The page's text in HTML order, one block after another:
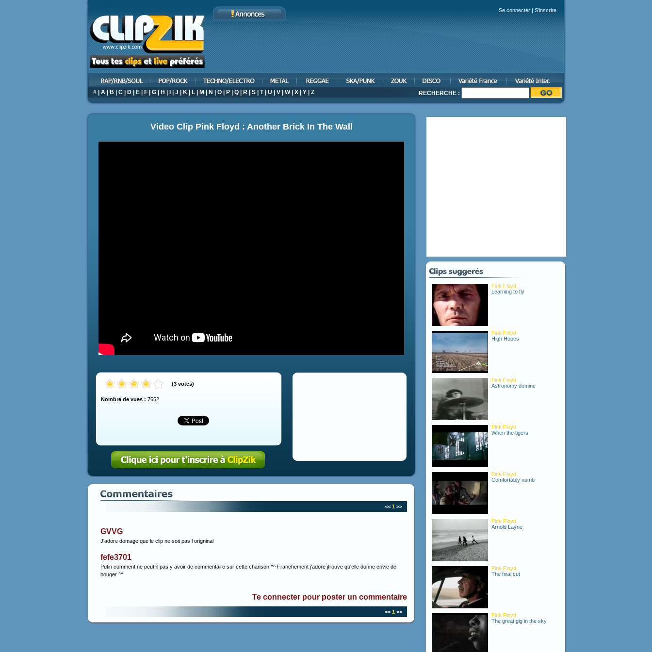
Se connecter | S'inscrire
# A B C D E F G H J K L M N O P Q R S T| U V W| X Y Z RECHERCHE :
Video Clip Pink Floyd : Another Brick In The Wall
(3 votes)
Nombre de vues : 7652
<< 1 >>
GVVG
J'adore domage que le clip ne soit pas l origninal
fefe3701
Putin comment ne peut-il pas y avoir de commentaire sur cette chanson ^^ Franchement j'adore jtrouve qu'elle donne envie de
bouger ^^
Te connecter pour poster un commentaire
<< 1 >>
Pink Floyd
Learning to fly
Pink Floyd
High Hopes
Pink Floyd
Astronomy domine
Pink Floyd
When the tigers
Pink Floyd
Comfortably numb
Pink Floyd
Arnold Layne
Pink Floyd
The final cut
Pink Floyd
The great gig in the sky